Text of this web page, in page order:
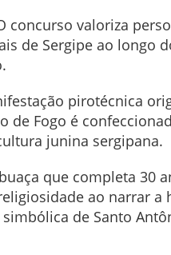
concurso valoriza
de Sergipe ao longo
pirotécnica
de Fogo é
junina sergipana.
que completa 30
ao narrar a
de Santo